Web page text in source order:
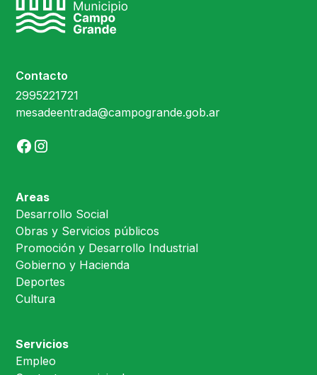
Contacto
2995221721
mesadeentrada@campogrande.gob.ar
Areas
Desarrollo Social
Obras y Servicios públicos
Promoción y Desarrollo Industrial
Gobierno y Hacienda
Deportes
Cultura
Servicios
Empleo